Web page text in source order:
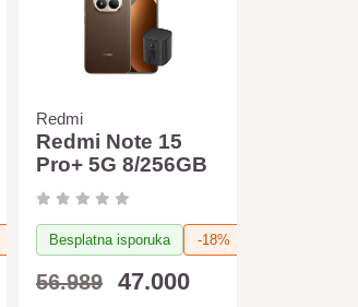
Redmi
Redmi Note 15
Pro+ 5G 8/256GB
(braon) + Xiaomi
Air Fryer 6.5L
(crna)
Besplatna isporuka -18%
56.989 47.000